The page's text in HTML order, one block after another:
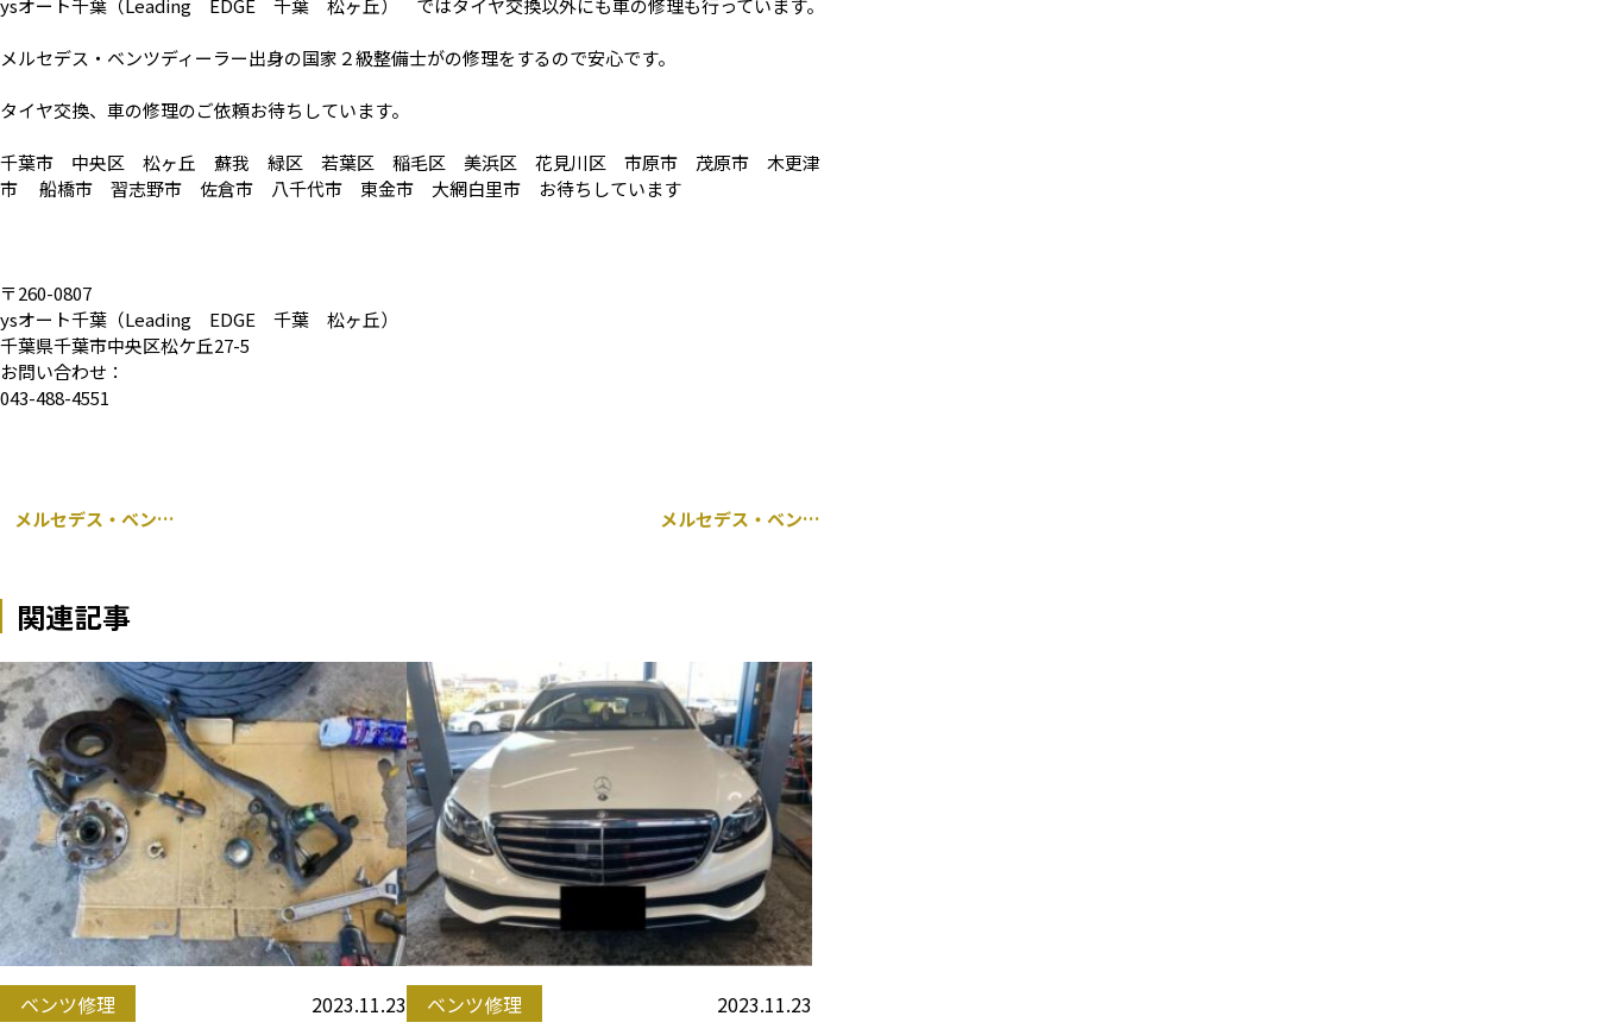
ysオート千葉（Leading EDGE 千葉 松ヶ丘） ではタイヤ交換以外にも車の修理も行っています。
メルセデス・ベンツディーラー出身の国家２級整備士がの修理をするので安心です。
タイヤ交換、車の修理のご依頼お待ちしています。
千葉市 中央区 松ヶ丘 蘇我 緑区 若葉区 稲毛区 美浜区 花見川区 市原市 茂原市 木更津
市 船橋市 習志野市 佐倉市 八千代市 東金市 大網白里市 お待ちしています
〒260-0807
ysオート千葉（Leading EDGE 千葉 松ヶ丘）
千葉県千葉市中央区松ケ丘27-5
お問い合わせ：
043-488-4551
メルセデス・ベンツ A45 AMG 176 左ウィンカーミラーカバー交換 メルセデス・ベンツ Sマイバッハ オイルフィルターハウジング パッキン交換
関連記事
ベンツ修理
2023.11.23
ベンツ修理
2023.11.23